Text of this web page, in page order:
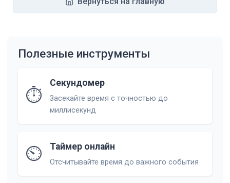
Полезные инструменты
⏱️
Секундомер
Засекайте время с точностью до
миллисекунд
⏲️ Таймер онлайн
Отсчитывайте время до важного события